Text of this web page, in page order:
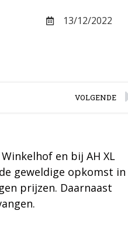
13/12/2022
VOLGENDE
en bij AH XL
geweldige opkomst in
prijzen. Daarnaast